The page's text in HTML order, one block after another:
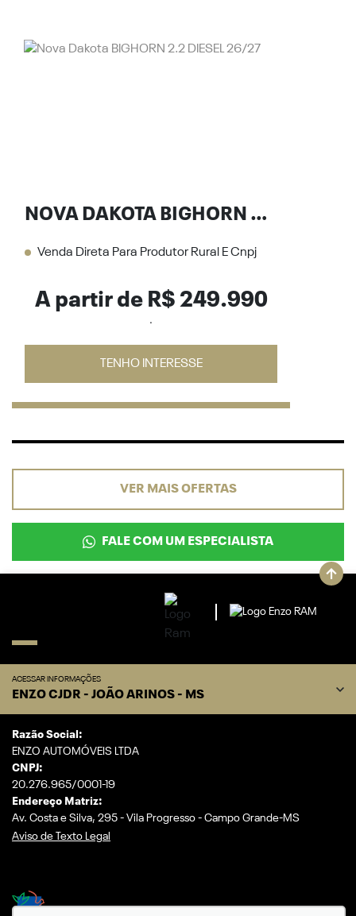
NOVA DAKOTA BIGHORN 2.2 DIESEL 26/27
Venda Direta Para Produtor Rural E Cnpj
A partir de R$ 249.990
.
TENHO INTERESSE
VER MAIS OFERTAS
FALE COM UM ESPECIALISTA
ACESSAR INFORMAÇÕES
ENZO CJDR - JOÃO ARINOS - MS
Razão Social:
ENZO AUTOMÓVEIS LTDA
CNPJ:
20.276.965/0001-19
Endereço Matriz:
Av. Costa e Silva, 295 - Vila Progresso - Campo Grande-MS
Aviso de Texto Legal
Desacelere. Seu bem maior é a vida.